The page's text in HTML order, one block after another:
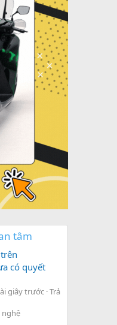
tâm
có quyết
giây trước Trả